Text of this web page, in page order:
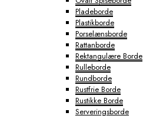
Pladeborde
Plastikborde
Porselænsborde
Rattanborde
Rektangulære Borde
Rulleborde
Rundborde
Rustfrie Borde
Rustikke Borde
Serveringsborde